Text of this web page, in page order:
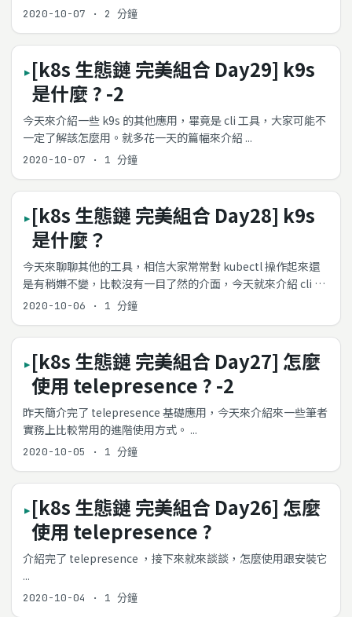
大家熟悉的視窗版 ide 。 最後也會跟大家分享一下這 30 天的心
2020-10-07 · 2 分鐘
[k8s 生態鏈 完美組合 Day29] k9s
是什麼 ? -2
今天來介紹一些 k9s 的其他應用，畢竟是 cli 工具，大家可能不
一定了解該怎麼用。就多花一天的篇幅來介紹 ...
2020-10-07 · 1 分鐘
[k8s 生態鏈 完美組合 Day28] k9s
是什麼？
今天來聊聊其他的工具，相信大家常常對 kubectl 操作起來還
是有稍嫌不變，比較沒有一目了然的介面，今天就來介紹 cli 版
的 k8s 介面 k9s ...
2020-10-06 · 1 分鐘
[k8s 生態鏈 完美組合 Day27] 怎麼
使用 telepresence ? -2
昨天簡介完了 telepresence 基礎應用，今天來介紹來一些筆者
實務上比較常用的進階使用方式。 ...
2020-10-05 · 1 分鐘
[k8s 生態鏈 完美組合 Day26] 怎麼
使用 telepresence ?
介紹完了 telepresence ，接下來就來談談，怎麼使用跟安裝它
...
2020-10-04 · 1 分鐘